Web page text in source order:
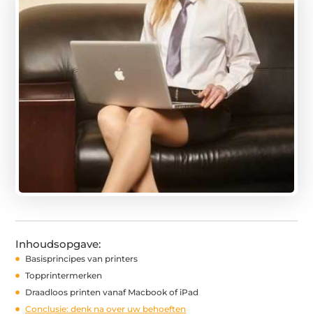
Inhoudsopgave:
Basisprincipes van printers
Topprintermerken
Draadloos printen vanaf Macbook of iPad
Conclusie: denk na over uw behoeften